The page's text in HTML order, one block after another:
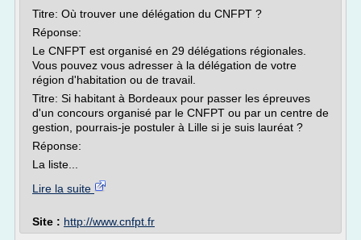
Titre: Où trouver une délégation du CNFPT ?
Réponse:
Le CNFPT est organisé en 29 délégations régionales.
Vous pouvez vous adresser à la délégation de votre
région d'habitation ou de travail.
Titre: Si habitant à Bordeaux pour passer les épreuves
d'un concours organisé par le CNFPT ou par un centre de
gestion, pourrais-je postuler à Lille si je suis lauréat ?
Réponse:
La liste...
Lire la suite
Site : http://www.cnfpt.fr